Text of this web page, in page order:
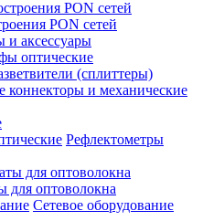
PON сетей
аксессуары
оптические
(сплиттеры)
коннекторы и механические
Рефлектометры
для оптоволокна
Сетевое оборудование